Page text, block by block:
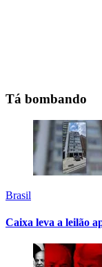
Tá bombando
Brasil
Caixa leva a leilão